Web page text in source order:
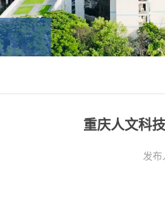
重庆人文科
发